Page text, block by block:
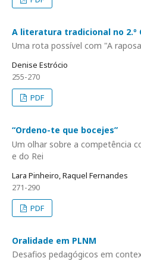
A literatura tradicional no 2.º
Uma rota possível com "A
Denise Estrócio
255-270
PDF
“Ordeno-te que bocejes”
Um olhar sobre a competência
e do Rei
Lara Pinheiro, Raquel Fernandes
271-290
PDF
Oralidade em PLNM
Desafios pedagógicos em